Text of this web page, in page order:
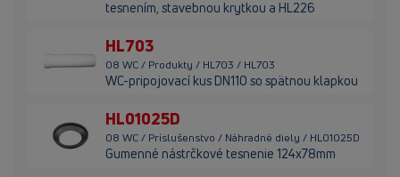
tesnením, stavebnou krytkou a HL226
HL703
08 WC / Produkty / HL703 / HL703
WC-pripojovací kus DN110 so spätnou klapkou
HL01025D
08 WC / Príslušenstvo / Náhradné diely / HL01025D
Gumenné nástrčkové tesnenie 124x78mm